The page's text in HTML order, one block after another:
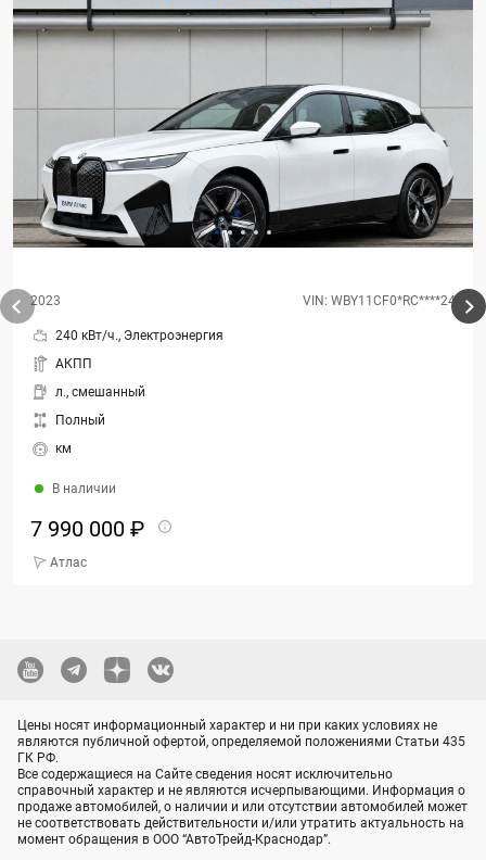
2023 VIN: WBY11CF0*RC****24
240 кВт/ч., Электроэнергия
АКПП
л., смешанный
Полный
км
В наличии
7 990 000 ₽
Атлас
Цены носят информационный характер и ни при каких условиях не
являются публичной офертой, определяемой положениями Статьи 435
ГК РФ.
Все содержащиеся на Сайте сведения носят исключительно
справочный характер и не являются исчерпывающими. Информация о
продаже автомобилей, о наличии и или отсутствии автомобилей может
не соответствовать действительности и/или утратить актуальность на
момент обращения в ООО “АвтоТрейд-Краснодар”.